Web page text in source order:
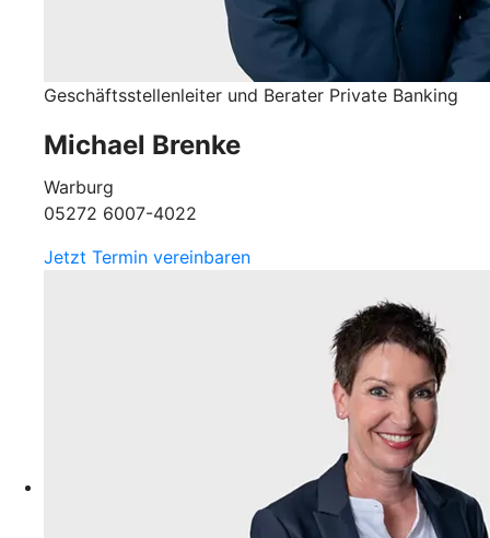
Geschäftsstellenleiter und Berater Private Banking
Michael Brenke
Warburg
05272 6007-4022
Jetzt Termin vereinbaren